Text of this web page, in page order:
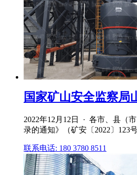
国家矿山安全监察局
2022年12月12日 · 各市、县（
录的通知》（矿安〔2022〕123
联系电话: 180 3780 8511